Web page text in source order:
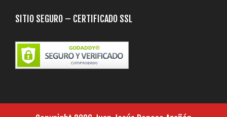
SITIO SEGURO – CERTIFICADO SSL